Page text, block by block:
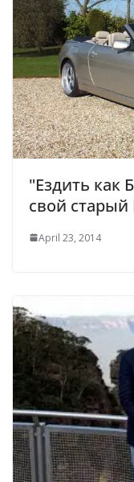
"Ездить как
свой старый
April 23, 2014